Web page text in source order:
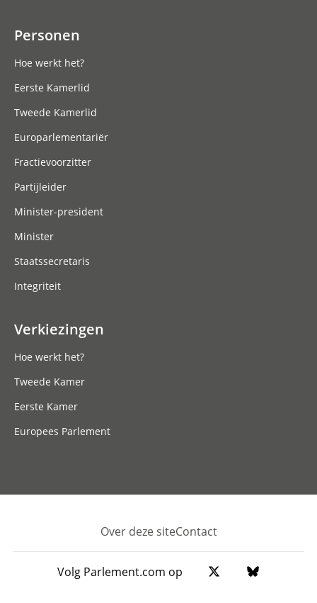
Personen
Hoe werkt het?
Eerste Kamerlid
Tweede Kamerlid
Europarlementariër
Fractievoorzitter
Partijleider
Minister-president
Minister
Staatssecretaris
Integriteit
Verkiezingen
Hoe werkt het?
Tweede Kamer
Eerste Kamer
Europees Parlement
Footer
Over deze siteContact
Volg Parlement.com op